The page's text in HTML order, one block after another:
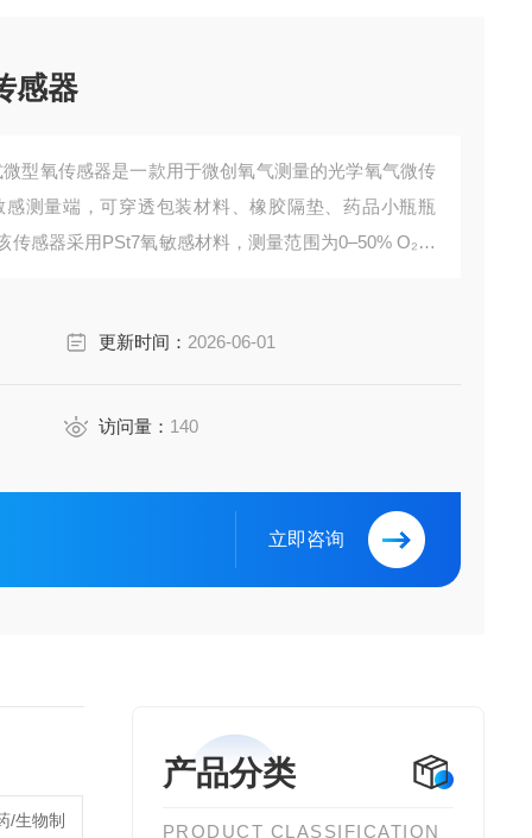
感器
型氧传感器是一款用于微创氧气测量的光学氧气微传
测量端，可穿透包装材料、橡胶隔垫、药品小瓶瓶
感器采用PSt7氧敏感材料，测量范围为0–50% O₂，
更新时间： 2026-06-01
访问量： 140
立即咨询
产品分类
PRODUCT CLASSIFICATION
/生物制